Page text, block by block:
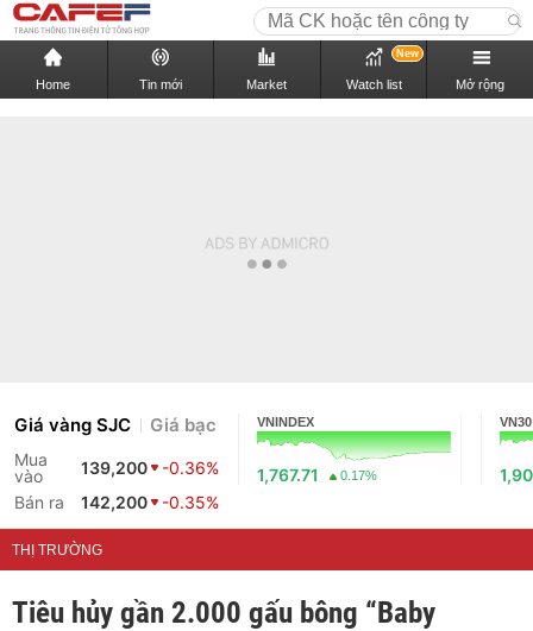
Home Tin mới Market Watch list
New
Mở rộng
Giá vàng SJC Giá bạc
Mua
vào
139,200
-0.36%
Bán ra
142,200 -0.35%
VNINDEX
1,767.71 0.17%
VN30
THỊ TRƯỜNG
Tiêu hủy gần 2.000 gấu bông “Baby